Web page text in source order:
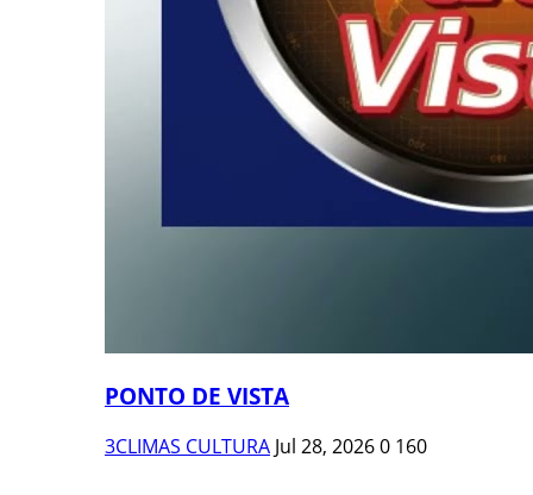
PONTO DE VISTA
3CLIMAS CULTURA Jul 28, 20260 160